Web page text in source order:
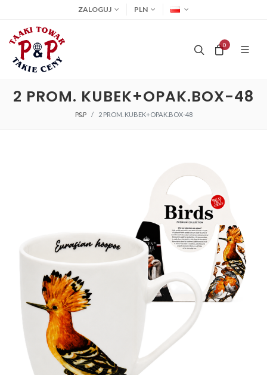
ZALOGUJ PLN
0
2 PROM. KUBEK+OPAK.BOX-48
P&P 2 PROM. KUBEK+OPAK.BOX-48